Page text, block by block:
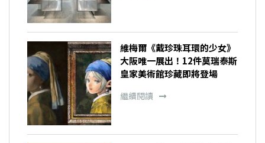
維梅爾《戴珍珠耳環的少女》
大阪唯一展出！12件莫瑞泰斯
皇家美術館珍藏即將登場
繼續閱讀